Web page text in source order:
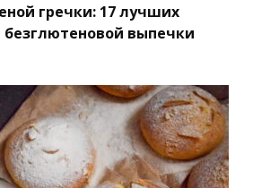
гречки: 17 лучших
безглютеновой выпечки